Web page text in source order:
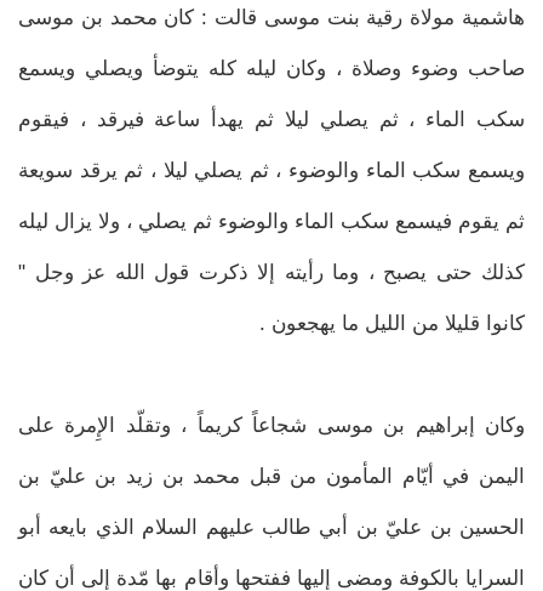
هاشمية مولاة رقية بنت موسى قالت : كان محمد بن موسى
صاحب وضوء وصلاة ، وكان ليله كله يتوضأ ويصلي ويسمع
سكب الماء ، ثم يصلي ليلا ثم يهدأ ساعة فيرقد ، فيقوم
ويسمع سكب الماء والوضوء ، ثم يصلي ليلا ، ثم يرقد سويعة
ثم يقوم فيسمع سكب الماء والوضوء ثم يصلي ، ولا يزال ليله
كذلك حتى يصبح ، وما رأيته إلا ذكرت قول الله عز وجل "
كانوا قليلا من الليل ما يهجعون .
وكان إبراهيم بن موسى شجاعاً كريماً ، وتقلّد الإِمرة على
اليمن في أيّام المأمون من قبل محمد بن زيد بن عليّ بن
الحسين بن عليّ بن أبي طالب عليهم السلام الذي بايعه أبو
السرايا بالكوفة ومضى إليها ففتحها وأقام بها مّدة إلى أن كان